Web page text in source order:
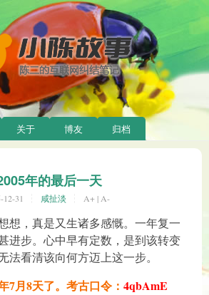
关于 博友 归档
年的最后一天
12-31 咸扯淡 A+ |A-
想，真是又生诸多感慨。一年复一
进步。心中早有定数，是到该转变
法看清该向何方迈上这一步。
7月8天了。考古口令： 4qbAmE